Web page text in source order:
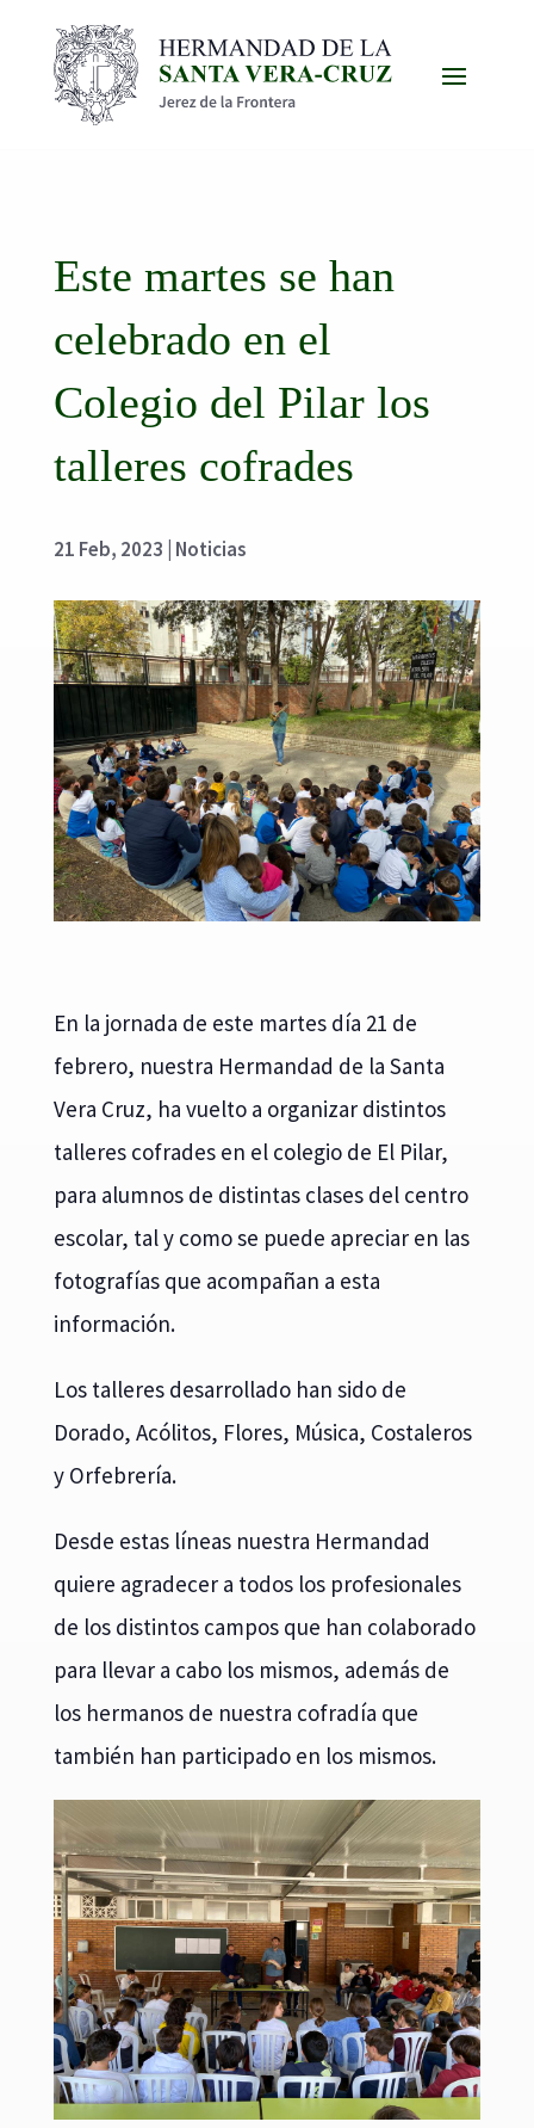
Este martes se han
celebrado en el
Colegio del Pilar los
talleres cofrades
21 Feb, 2023 Noticias
En la jornada de este martes día 21 de
febrero, nuestra Hermandad de la Santa
Vera Cruz, ha vuelto a organizar distintos
talleres cofrades en el colegio de El Pilar,
para alumnos de distintas clases del centro
escolar, tal y como se puede apreciar en las
fotografías que acompañan a esta
información.
Los talleres desarrollado han sido de
Dorado, Acólitos, Flores, Música, Costaleros
y Orfebrería.
Desde estas líneas nuestra Hermandad
quiere agradecer a todos los profesionales
de los distintos campos que han colaborado
para llevar a cabo los mismos, además de
los hermanos de nuestra cofradía que
también han participado en los mismos.